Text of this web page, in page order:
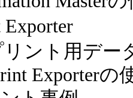
リント用デー
Exporterの